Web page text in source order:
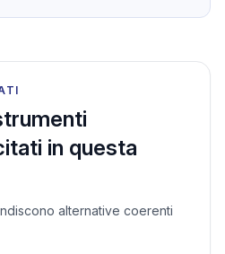
in questa
alternative coerenti